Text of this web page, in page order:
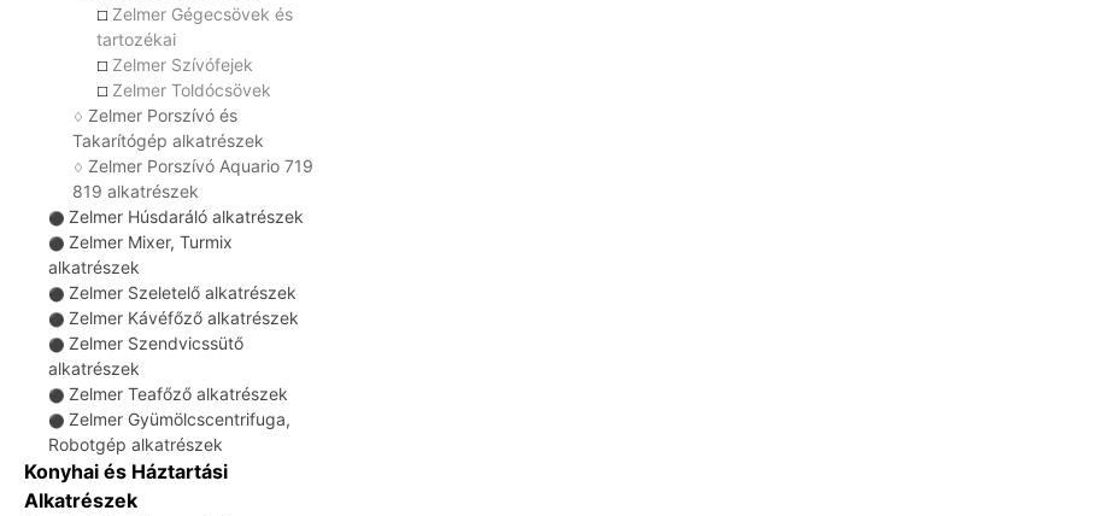
☐ Zelmer Gégecsövek és
tartozékai
☐ Zelmer Szívófejek
☐ Zelmer Toldócsövek
♢ Zelmer Porszívó és
Takarítógép alkatrészek
♢ Zelmer Porszívó Aquario 719
819 alkatrészek
⚫ Zelmer Húsdaráló alkatrészek
⚫ Zelmer Mixer, Turmix
alkatrészek
⚫ Zelmer Szeletelő alkatrészek
⚫ Zelmer Kávéfőző alkatrészek
⚫ Zelmer Szendvicssütő
alkatrészek
⚫ Zelmer Teafőző alkatrészek
⚫ Zelmer Gyümölcscentrifuga,
Robotgép alkatrészek
Konyhai és Háztartási
Alkatrészek